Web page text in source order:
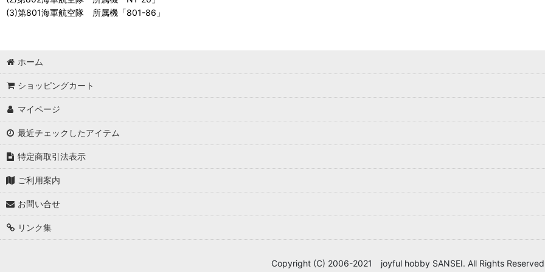
(3)第801海軍航空隊 所属機「801-86」
ホーム
ショッピングカート
マイページ
最近チェックしたアイテム
特定商取引法表示
ご利用案内
お問い合せ
リンク集
Copyright (C) 2006-2021 joyful hobby SANSEI. All Rights